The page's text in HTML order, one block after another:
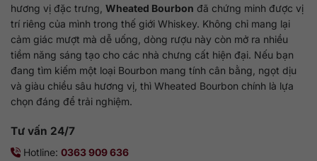
hương vị đặc trưng, Wheated Bourbon đã chứng minh được vị
trí riêng của mình trong thế giới Whiskey. Không chỉ mang lại
cảm giác mượt mà dễ uống, dòng rượu này còn mở ra nhiều
tiềm năng sáng tạo cho các nhà chưng cất hiện đại. Nếu bạn
đang tìm kiếm một loại Bourbon mang tính cân bằng, ngọt dịu
và giàu chiều sâu hương vị, thì Wheated Bourbon chính là lựa
chọn đáng để trải nghiệm.
Tư vấn 24/7
Hotline: 0363 909 636